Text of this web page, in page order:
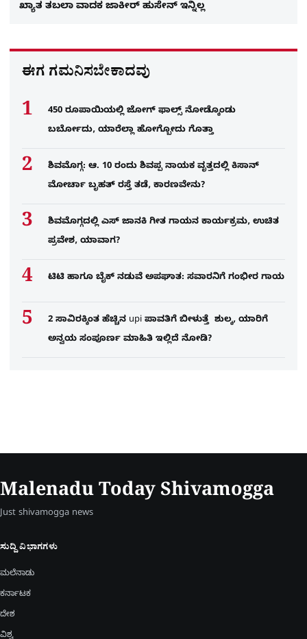
ಖ್ಯಾತ ತಬಲಾ ವಾದಕ ಜಾಕೀರ್ ಹುಸೇನ್ ಇನ್ನಿಲ್ಲ
ಈಗ ಗಮನಿಸಬೇಕಾದವು
450 ರೂಪಾಯಿಯಲ್ಲಿ ಜೋಗ್​ ಫಾಲ್ಸ್​ ನೋಡ್ಕೊಂಡು
ಬರ್ಬೋದು, ಯಾರೆಲ್ಲಾ ಹೋಗ್ಬೋದು ಗೊತ್ತಾ
ಶಿವಮೊಗ್ಗ: ಆ. 10 ರಂದು ಶಿವಪ್ಪ ನಾಯಕ ವೃತ್ತದಲ್ಲಿ ಕಿಸಾನ್
ಮೋರ್ಚಾ ಬೃಹತ್ ರಸ್ತೆ ತಡೆ, ಕಾರಣವೇನು?
ಶಿವಮೊಗ್ಗದಲ್ಲಿ ಎಸ್​ ಜಾನಕಿ ಗೀತ ಗಾಯನ ಕಾರ್ಯಕ್ರಮ, ಉಚಿತ
ಪ್ರವೇಶ, ಯಾವಾಗ?
ಟಿಟಿ ಹಾಗೂ ಬೈಕ್ ನಡುವೆ ಅಪಘಾತ: ಸವಾರನಿಗೆ ಗಂಭೀರ ಗಾಯ
2 ಸಾವಿರಕ್ಕಿಂತ ಹೆಚ್ಚಿನ upi ಪಾವತಿಗೆ ಬೀಳುತ್ತೆ ಶುಲ್ಕ, ಯಾರಿಗೆ
ಅನ್ವಯ ಸಂಪೂರ್ಣ ಮಾಹಿತಿ ಇಲ್ಲಿದೆ ನೋಡಿ?
Malenadu Today Shivamogga
Just shivamogga news
ಸುದ್ದಿ ವಿಭಾಗಗಳು
ಮಲೆನಾಡು
ಕರ್ನಾಟಕ
ದೇಶ
ವಿಶ್ವ